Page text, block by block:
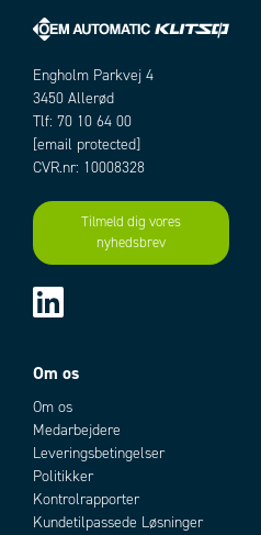
Engholm Parkvej 4
3450 Allerød
Tlf: 70 10 64 00
[email protected]
CVR.nr: 10008328
Tilmeld dig vores
nyhedsbrev
Om os
Om os
Medarbejdere
Leveringsbetingelser
Politikker
Kontrolrapporter
Kundetilpassede Løsninger